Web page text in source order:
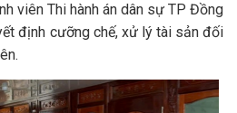
viên Thi hành án dân sự TP Đồng
định cưỡng chế, xử lý tài sản đối